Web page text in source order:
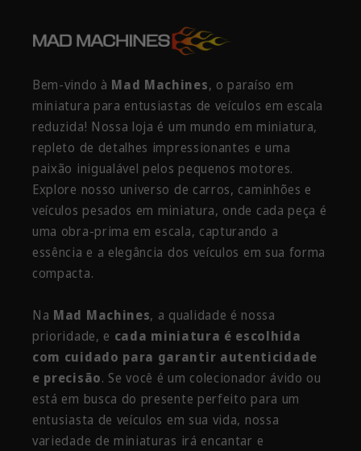
Bem-vindo à Mad Machines, o paraíso em
miniatura para entusiastas de veículos em escala
reduzida! Nossa loja é um mundo em miniatura,
repleto de detalhes impressionantes e uma
paixão inigualável pelos pequenos motores.
Explore nosso universo de carros, caminhões e
veículos pesados em miniatura, onde cada peça é
uma obra-prima em escala, capturando a
essência e a elegância dos veículos em sua forma
compacta.
Na Mad Machines, a qualidade é nossa
prioridade, e cada miniatura é escolhida
com cuidado para garantir autenticidade
e precisão. Se você é um colecionador ávido ou
está em busca do presente perfeito para um
entusiasta de veículos em sua vida, nossa
variedade de miniaturas irá encantar e